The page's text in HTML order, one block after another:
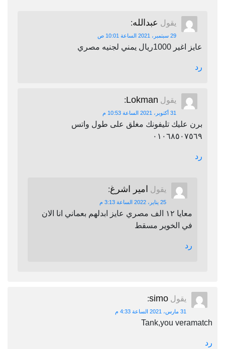
يقول عبدالله:
29 سبتمبر، 2021 الساعة 10:01 ص
عايز اغير 1000ريال يمني لجنيه مصري
رد
يقول Lokman
:
31 أكتوبر، 2021 الساعة 10:53 م
برن عليك تليفونك مغلق على طول واتس
٠١٠٦٨٥٠٧٥٦٩
رد
يقول امير اشرغ:
25 يناير، 2022 الساعة 3:13 م
معايا ١٢ الف مصري عايز ابدلهم بعماني انا الان
في الخوير مسقط
رد
يقول simo
:
31 مارس، 2021 الساعة 4:33 م
Tank,you veramatch
رد